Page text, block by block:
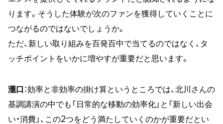
ります。そうした体験が次のファンを獲得していくことに
つながるのではないでしょうか。
ただ、新しい取り組みを百発百中で当てるのではなく、タ
ッチポイントをいかに増やすが重要だと思います。
瀧口 ：効率と非効率の掛け算というところでは、北川さんの
基調講演の中でも「日常的な移動の効率化」と「新しい出会
い・消費」、この2つをどう満たしていくのかが重要だとい